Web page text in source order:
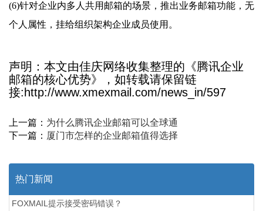
(6)针对企业内多人共用邮箱的场景，推出业务邮箱功能，无
个人属性，挂给组织架构企业成员使用。
声明：本文由佳庆网络收集整理的《腾讯企业
邮箱的核心优势》，如转载请保留链
接:http://www.xmexmail.com/news_in/597
上一篇： 为什么腾讯企业邮箱可以全球通
下一篇： 厦门市怎样的企业邮箱值得选择
热门新闻
FOXMAIL提示接受密码错误？